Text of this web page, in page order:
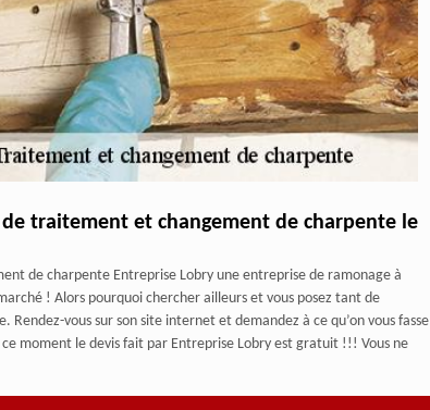
traitement et changement de charpente le
de charpente Entreprise Lobry une entreprise de ramonage à
! Alors pourquoi chercher ailleurs et vous posez tant de
vous sur son site internet et demandez à ce qu’on vous fasse
moment le devis fait par Entreprise Lobry est gratuit !!! Vous ne